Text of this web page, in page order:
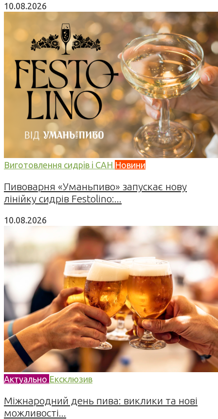
10.08.2026
Виготовлення сидрів і САН Новини
Пивоварня «Уманьпиво» запускає нову
лінійку сидрів Festolino:...
10.08.2026
Актуально Ексклюзив
Міжнародний день пива: виклики та нові
можливості...